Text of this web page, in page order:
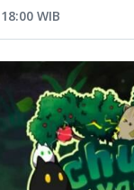
WIB